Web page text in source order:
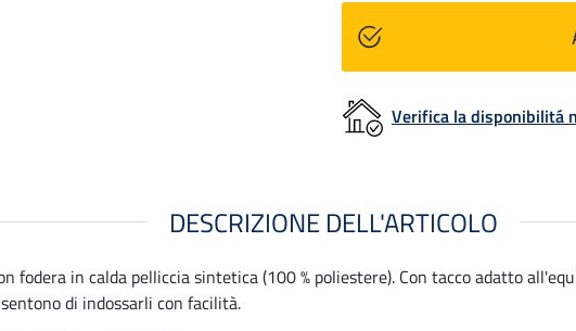
Verifica la disponibilitá
DESCRIZIONE DELL'ARTICOLO
fodera in calda pelliccia sintetica (100 % poliestere). Con tacco adatto
di indossarli con facilità.